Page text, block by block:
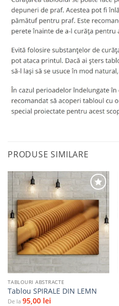
PRODUSE SIMILARE
Adaugă
la
favorite
TABLOURI ABSTRACTE
Tablou SPIRALE DIN LEMN
De la 95,00 lei